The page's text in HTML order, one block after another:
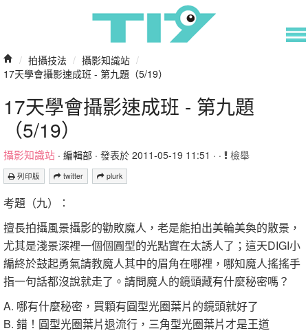
/ 拍攝技法 / 攝影知識站 /
17天學會攝影速成班 - 第九題（5/19）
17天學會攝影速成班 - 第九題
（5/19）
攝影知識站 · 編輯部 · 發表於 2011-05-19 11:51 · · 檢舉
列印版 twitter plurk
考題（九）：
擅長拍攝風景攝影的勸敗魔人，老是能拍出美輪美奐的散景，
尤其是淺景深裡一個個圓型的光點實在太誘人了；這天DIGI小
編終於鼓起勇氣請教魔人其中的眉角在哪裡，哪知魔人搖搖手
指一句話都沒說就走了。請問魔人的鏡頭藏有什麼秘密嗎？
A. 哪有什麼秘密，買顆有圓型光圈葉片的鏡頭就好了
B. 錯！圓型光圈葉片退流行，三角型光圈葉片才是王道